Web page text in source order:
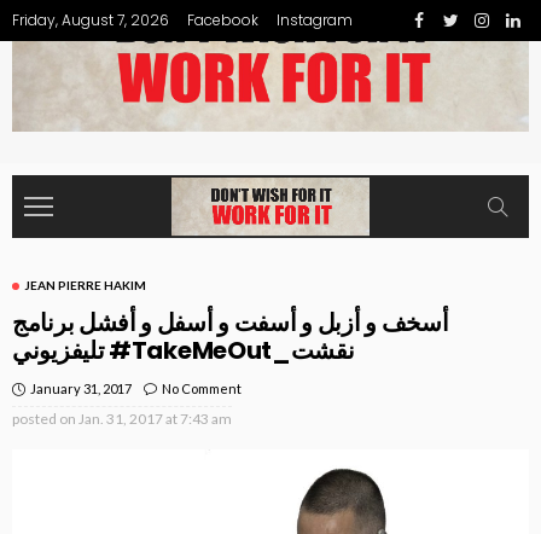
Friday, August 7, 2026 Facebook Instagram
JEAN PIERRE HAKIM
أسخف و أزبل و أسفت و أسفل و أفشل برنامج
تليفزيوني #TakeMeOut_نقشت
January 31, 2017 No Comment
posted on Jan. 31, 2017 at 7:43 am